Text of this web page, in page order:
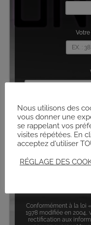
Conformément à la loi
1978 modifiée en 2004,
rectification aux
Nous utilisons des
vous donner une
se rappelant vos
visites répétées. En
acceptez d'utiliser
RÉGLAGE DES